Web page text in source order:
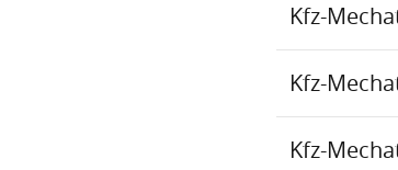
Kfz-
Kfz-
Kfz-